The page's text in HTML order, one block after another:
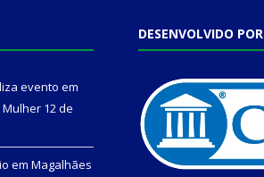
evento em
Mulher 12 de
em Magalhães
DESENVOLVIDO